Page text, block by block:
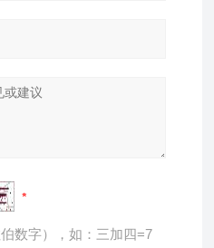
数字），如：三加四=7